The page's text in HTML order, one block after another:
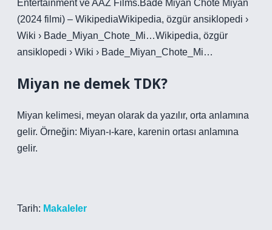
Entertainment ve AAZ Films.Bade Miyan Chote Miyan
(2024 filmi) – WikipediaWikipedia, özgür ansiklopedi ›
Wiki › Bade_Miyan_Chote_Mi…Wikipedia, özgür
ansiklopedi › Wiki › Bade_Miyan_Chote_Mi…
Miyan ne demek TDK?
Miyan kelimesi, meyan olarak da yazılır, orta anlamına
gelir. Örneğin: Miyan-ı-kare, karenin ortası anlamına
gelir.
Tarih: Makaleler